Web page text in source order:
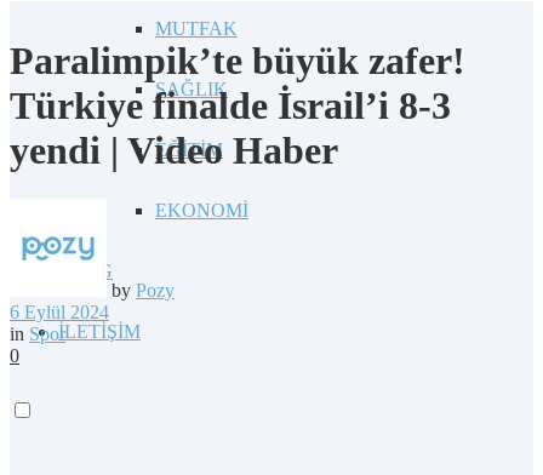
MUTFAK
SAĞLIK
EĞİTİM
EKONOMİ
BLOG
İLETİŞİM
Paralimpik’te büyük zafer!
Türkiye finalde İsrail’i 8-3
yendi | Video Haber
by Pozy
6 Eylül 2024
in Spor
0